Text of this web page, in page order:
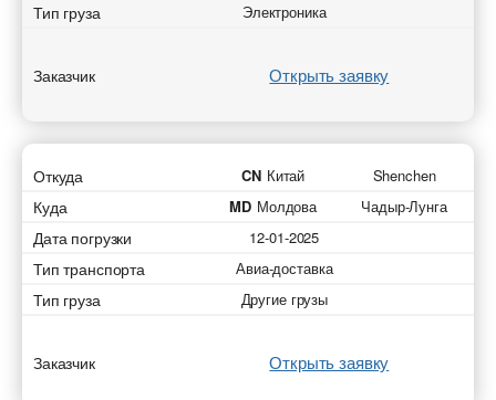
Тип груза Электроника
Заказчик Открыть заявку
Откуда CN Китай Shenchen
Куда MD Молдова Чадыр-Лунга
Дата погрузки 12-01-2025
Тип транспорта Авиа-доставка
Тип груза Другие грузы
Заказчик Открыть заявку